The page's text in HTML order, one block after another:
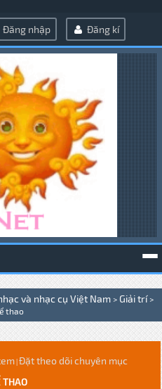
Đăng nhập Đăng kí
và nhạc cụ Việt Nam > Giải trí >
thao
| Đặt theo dõi chuyên mục
THAO